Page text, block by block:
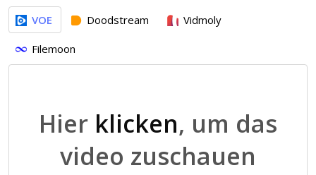
VOE Doodstream Vidmoly
Filemoon
Hier klicken, um das
video zuschauen